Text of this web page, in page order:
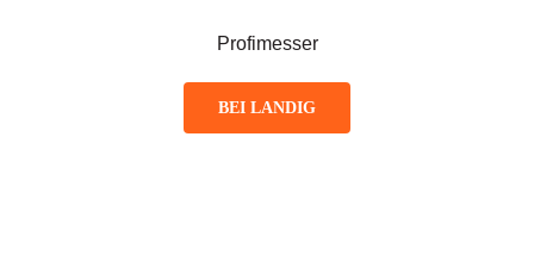
Profimesser
BEI LANDIG